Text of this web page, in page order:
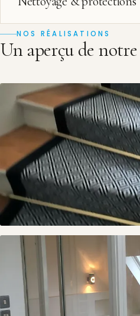
NOS RÉALISATIONS
Un aperçu de